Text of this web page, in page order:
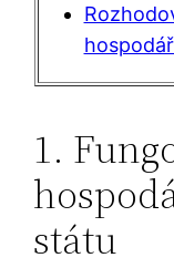
1.
státu